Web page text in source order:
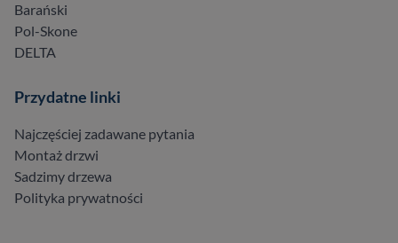
Barański
Pol-Skone
DELTA
Przydatne linki
Najczęściej zadawane pytania
Montaż drzwi
Sadzimy drzewa
Polityka prywatności